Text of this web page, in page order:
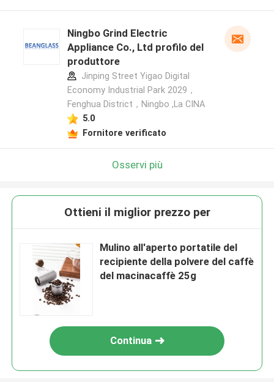
Ningbo Grind Electric
Appliance Co., Ltd profilo del
produttore
Jinping Street Yigao Digital
Economy Industrial Park 2029，
Fenghua District，Ningbo ,La CINA
5.0
Fornitore verificato
Osservi più
Ottieni il miglior prezzo per
Mulino all'aperto portatile del
recipiente della polvere del caffè
del macinacaffè 25g
Continua